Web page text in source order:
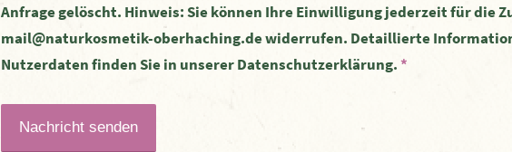
Anfrage gelöscht. Hinweis: Sie können Ihre Einwilligung jederzeit für die
mail@naturkosmetik-oberhaching.de widerrufen. Detaillierte
Nutzerdaten finden Sie in unserer Datenschutzerklärung.*